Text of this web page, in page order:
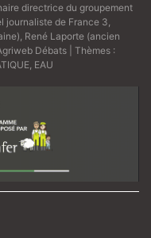
directrice du groupement
journaliste de France 3,
, René Laporte (ancien
Débats | Thèmes :
, EAU